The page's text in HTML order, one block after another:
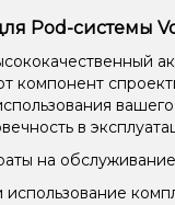
Pod-системы
компонент
вашего
в
на
использование